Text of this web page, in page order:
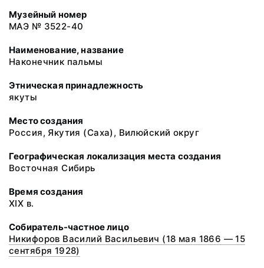
Музейный номер
МАЭ № 3522-40
Наименование, название
Наконечник пальмы
Этническая принадлежность
якуты
Место создания
Россия, Якутия (Саха), Вилюйский округ
Географическая локализация места создания
Восточная Сибирь
Время создания
XIX в.
Собиратель-частное лицо
Никифоров Василий Васильевич (18 мая 1866 — 15
сентября 1928)